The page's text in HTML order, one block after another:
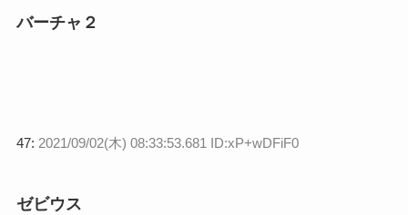
バーチャ２
47: 2021/09/02(木) 08:33:53.681 ID:xP+wDFiF0
ゼビウス